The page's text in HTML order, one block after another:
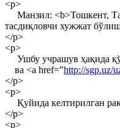
<p>
Манзил: <b>Тошкент,
тасдиқловчи хужжат
</p>
<p>
Ушбу учрашув ҳақида
ва <a href="http://sgp.uz/
</p>
<p>
Қуйида келтирилган
</p>
<p>